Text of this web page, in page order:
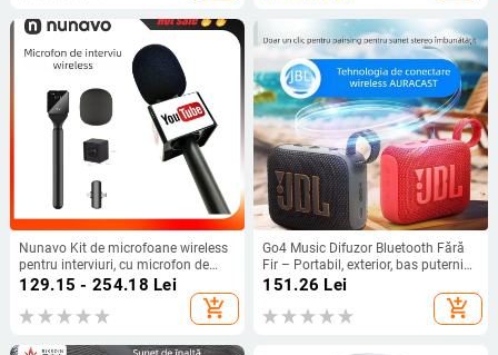
Nunavo Kit de microfoane wireless
pentru interviuri, cu microfon de
mână, protecție anti-vânt și cablu
de încărcare — Model U5-cfmkf-nv,
pentru telefoane
129.15 - 254.18 Lei
add_shopping_cart
Go4 Music Difuzor Bluetooth Fără
Fir – Portabil, exterior, bas puternic;
Bluetooth 5.3, IPX9, baterie
100Hz-20kHz
151.26 Lei
add_shopping_cart